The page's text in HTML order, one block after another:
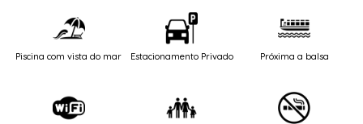
Piscina com vista do mar Estacionamento Privado Próxima a balsa